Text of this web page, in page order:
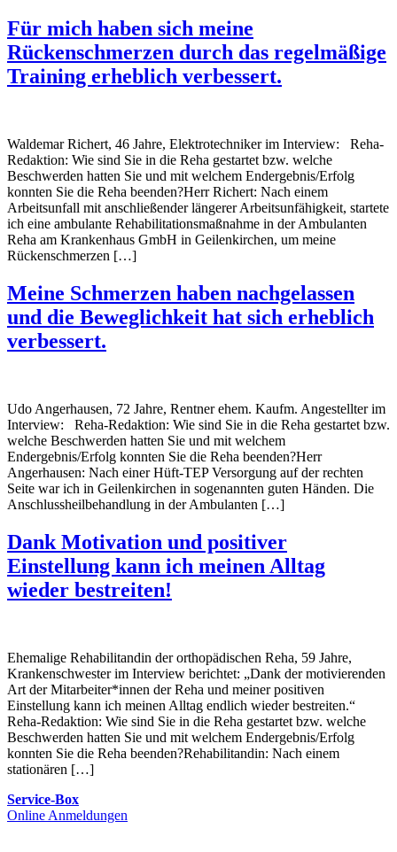
Für mich haben sich meine
Rückenschmerzen durch das regelmäßige
Training erheblich verbessert.
Waldemar Richert, 46 Jahre, Elektrotechniker im Interview: Reha-
Redaktion: Wie sind Sie in die Reha gestartet bzw. welche
Beschwerden hatten Sie und mit welchem Endergebnis/Erfolg
konnten Sie die Reha beenden?Herr Richert: Nach einem
Arbeitsunfall mit anschließender längerer Arbeitsunfähigkeit, startete
ich eine ambulante Rehabilitationsmaßnahme in der Ambulanten
Reha am Krankenhaus GmbH in Geilenkirchen, um meine
Rückenschmerzen […]
Meine Schmerzen haben nachgelassen
und die Beweglichkeit hat sich erheblich
verbessert.
Udo Angerhausen, 72 Jahre, Rentner ehem. Kaufm. Angestellter im
Interview: Reha-Redaktion: Wie sind Sie in die Reha gestartet bzw.
welche Beschwerden hatten Sie und mit welchem
Endergebnis/Erfolg konnten Sie die Reha beenden?Herr
Angerhausen: Nach einer Hüft-TEP Versorgung auf der rechten
Seite war ich in Geilenkirchen in sogenannten guten Händen. Die
Anschlussheilbehandlung in der Ambulanten […]
Dank Motivation und positiver
Einstellung kann ich meinen Alltag
wieder bestreiten!
Ehemalige Rehabilitandin der orthopädischen Reha, 59 Jahre,
Krankenschwester im Interview berichtet: „Dank der motivierenden
Art der Mitarbeiter*innen der Reha und meiner positiven
Einstellung kann ich meinen Alltag endlich wieder bestreiten.“
Reha-Redaktion: Wie sind Sie in die Reha gestartet bzw. welche
Beschwerden hatten Sie und mit welchem Endergebnis/Erfolg
konnten Sie die Reha beenden?Rehabilitandin: Nach einem
stationären […]
Service-Box
Online Anmeldungen